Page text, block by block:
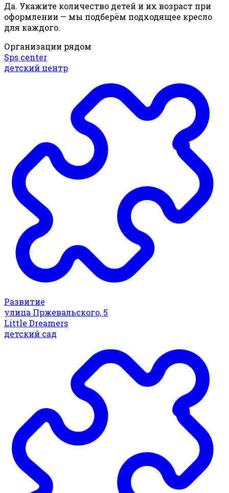
Да. Укажите количество детей и их возраст при
оформлении — мы подберём подходящее кресло
для каждого.
Организации рядом
Sps center
детский центр
Развитие
улица Пржевальского, 5
Little Dreamers
детский сад